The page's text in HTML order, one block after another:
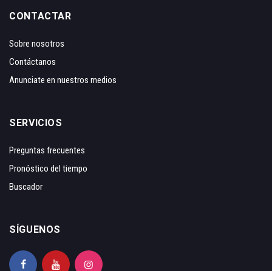
CONTACTAR
Sobre nosotros
Contáctanos
Anunciate en nuestros medios
SERVICIOS
Preguntas frecuentes
Pronóstico del tiempo
Buscador
SÍGUENOS